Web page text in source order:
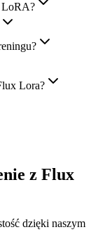
LoRA?
Lora?
z Flux
dzięki naszym